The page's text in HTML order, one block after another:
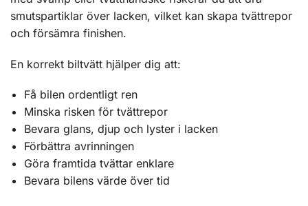
smutspartiklar över lacken, vilket kan skapa tvättrepor
och försämra finishen.
En korrekt biltvätt hjälper dig att:
Få bilen ordentligt ren
Minska risken för tvättrepor
Bevara glans, djup och lyster i lacken
Förbättra avrinningen
Göra framtida tvättar enklare
Bevara bilens värde över tid